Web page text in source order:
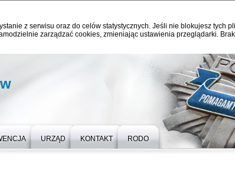
z serwisu oraz do celów statystycznych. Jeśli nie blokujesz tych
zarządzać cookies, zmieniając ustawienia przeglądarki.
URZĄD KONTAKT RODO